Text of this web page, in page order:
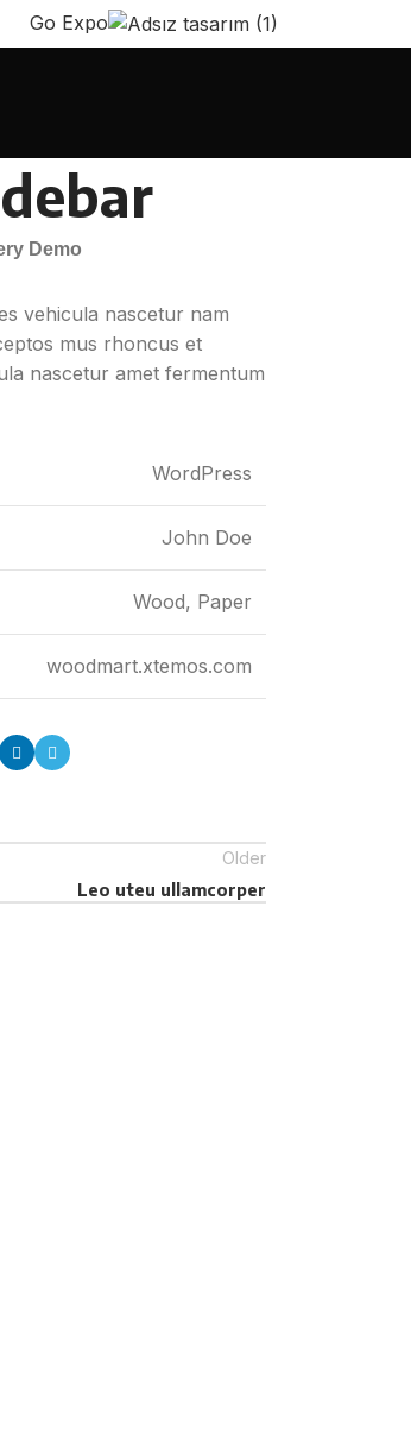
Go Expo
Demo
vehicula nascetur nam
mus rhoncus et
nascetur amet fermentum
WordPress
John Doe
Wood, Paper
woodmart.xtemos.com
Older
Leo uteu ullamcorper